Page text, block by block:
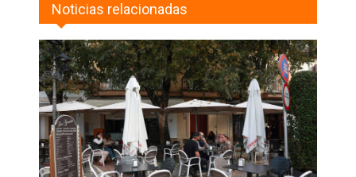
Noticias relacionadas